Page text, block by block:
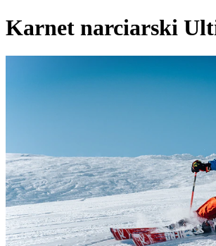
Karnet narciarski